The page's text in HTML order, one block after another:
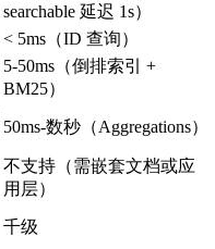
searchable 延迟 1s）
< 5ms（ID 查询）
5-50ms（倒排索引 +
BM25）
50ms-数秒（Aggregations）
不支持（需嵌套文档或应
用层）
千级